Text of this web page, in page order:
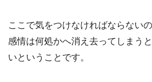
ここで気をつけなければならない
感情は何処かへ消え去ってしまう
いということです。